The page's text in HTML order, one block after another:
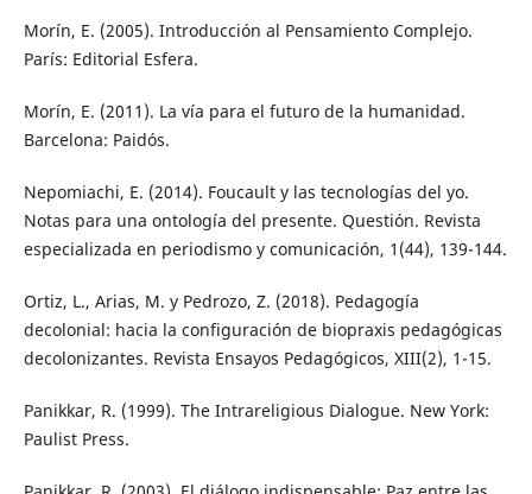
Morín, E. (2005). Introducción al Pensamiento Complejo.
París: Editorial Esfera.
Morín, E. (2011). La vía para el futuro de la humanidad.
Barcelona: Paidós.
Nepomiachi, E. (2014). Foucault y las tecnologías del yo.
Notas para una ontología del presente. Questión. Revista
especializada en periodismo y comunicación, 1(44), 139-144.
Ortiz, L., Arias, M. y Pedrozo, Z. (2018). Pedagogía
decolonial: hacia la configuración de biopraxis pedagógicas
decolonizantes. Revista Ensayos Pedagógicos, XIII(2), 1-15.
Panikkar, R. (1999). The Intrareligious Dialogue. New York:
Paulist Press.